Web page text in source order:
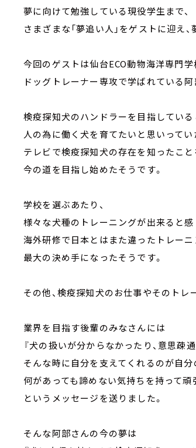
夢に向けて勉強している現役学生まで、
さまざまな「夢追い人」をゲストに迎え
今回のゲストは仙台ECO動物海洋専門学
ドッグトレーナー専攻で学ばれている阿
検疫探知犬のハンドラーを目指している
人の為に働く犬を育てたいと思いってい
テレビで検疫探知犬の存在を知ったこ
今の道を目指し始めたそうです。
学校を選ぶあたり、
様々な犬種のトレーニングが出来ると感
海外研修で日本とはまた違ったトレー
最大の決め手になったそうです。
その他、検疫探知犬のお仕事やそのトレ
業界を目指す後輩のみなさんには
『犬の扱いが分からなかったり、意思疎
そんな時に自分を支えてくれるのが自分
何があっても諦めない気持ちを持って頑
というメッセージを送りました。
そんな阿部さんの今の夢は